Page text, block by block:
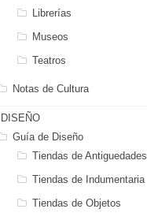
Librerías
Museos
Teatros
Notas de Cultura
DISEÑO
Guía de Diseño
Tiendas de Antiguedades
Tiendas de Indumentaria
Tiendas de Objetos